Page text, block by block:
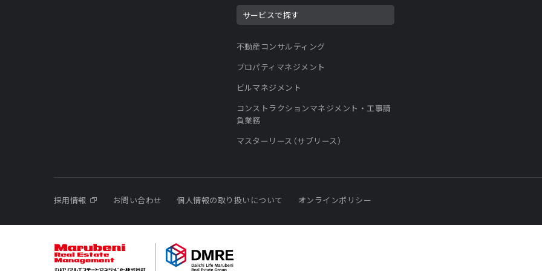
サービスで探す
不動産コンサルティング
プロパティマネジメント
ビルマネジメント
コンストラクションマネジメント・工事請
負業務
マスターリース（サブリース）
採用情報 お問い合わせ 個人情報の取り扱いについて オンラインポリシー